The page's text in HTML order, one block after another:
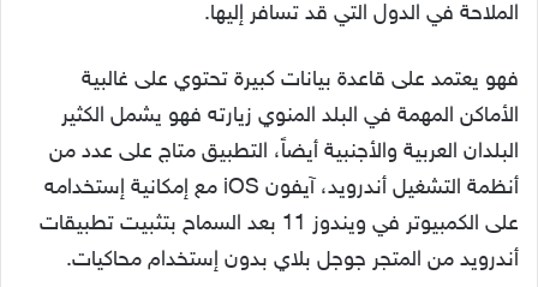
الملاحة في الدول التي قد تسافر إليها.
فهو يعتمد على قاعدة بيانات كبيرة تحتوي على غالبية
الأماكن المهمة في البلد المنوي زيارته فهو يشمل الكثير
البلدان العربية والأجنبية أيضاً، التطبيق متاج على عدد من
أنظمة التشغيل أندرويد، آيفون iOS مع إمكانية إستخدامه
على الكمبيوتر في ويندوز 11 بعد السماح بتثبيت تطبيقات
أندرويد من المتجر جوجل بلاي بدون إستخدام محاكيات.